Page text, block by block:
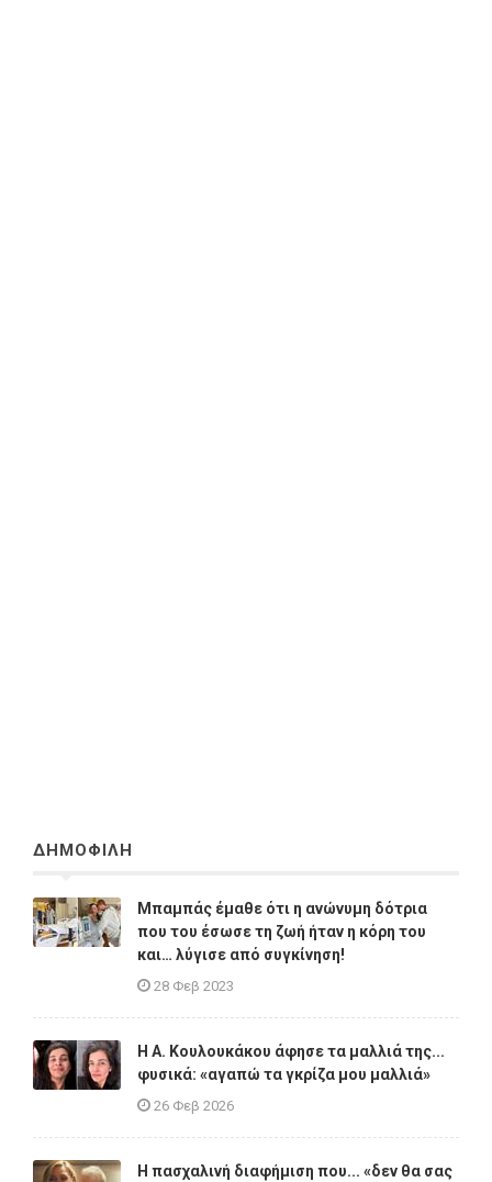
ΔΗΜΟΦΙΛΗ
Μπαμπάς έμαθε ότι η ανώνυμη δότρια
που του έσωσε τη ζωή ήταν η κόρη του
και… λύγισε από συγκίνηση!
28 Φεβ 2023
Η A. Κουλουκάκου άφησε τα μαλλιά της...
φυσικά: «αγαπώ τα γκρίζα μου μαλλιά»
26 Φεβ 2026
Η πασχαλινή διαφήμιση που... «δεν θα σας